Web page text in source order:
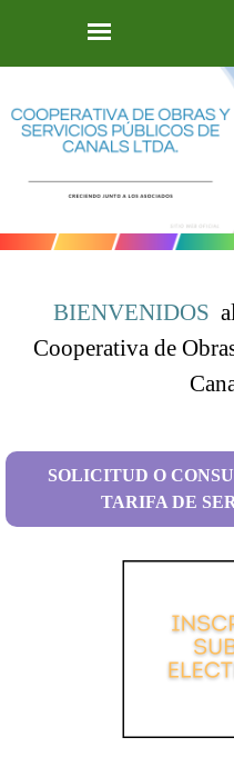
BIENVENIDOS
Cooperativa de
SOLICITUD O
TARIFA DE